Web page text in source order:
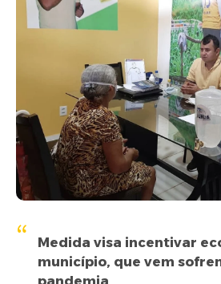
Medida visa incentivar
município, que vem